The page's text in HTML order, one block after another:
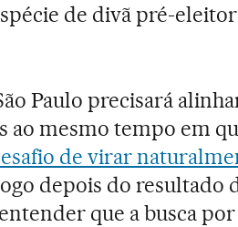
de divã pré-
Paulo precisará
ao mesmo tempo em
de virar
depois do resultado
que a busca